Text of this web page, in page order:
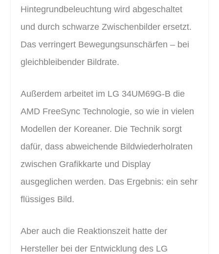
Hintegrundbeleuchtung wird abgeschaltet
und durch schwarze Zwischenbilder ersetzt.
Das verringert Bewegungsunschärfen – bei
gleichbleibender Bildrate.
Außerdem arbeitet im LG 34UM69G-B die
AMD FreeSync Technologie, so wie in vielen
Modellen der Koreaner. Die Technik sorgt
dafür, dass abweichende Bildwiederholraten
zwischen Grafikkarte und Display
ausgeglichen werden. Das Ergebnis: ein sehr
flüssiges Bild.
Aber auch die Reaktionszeit hatte der
Hersteller bei der Entwicklung des LG